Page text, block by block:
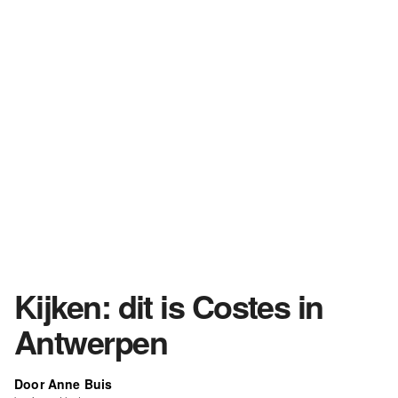
Kijken: dit is Costes in
Antwerpen
Door Anne Buis